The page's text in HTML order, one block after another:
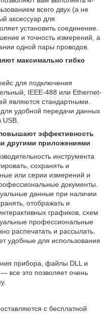
всего двух (а не
аксессуар для
установить соединение.
и точность измерений, а
одной пары проводов.
максимально гибко
для подключения
IEEE-488 или Ethernet-
являются стандартными.
удобной передачи данных
эффективность
другими приложениями
инструмента
сохранять и
или серии измерений и
документы.
данные при наличии
отображать и
графиков, схем
профессиональные
распечатать и рассылать.
удобные для использования
прибора, файлы DLL и
все это позволяет очень
с бесплатной